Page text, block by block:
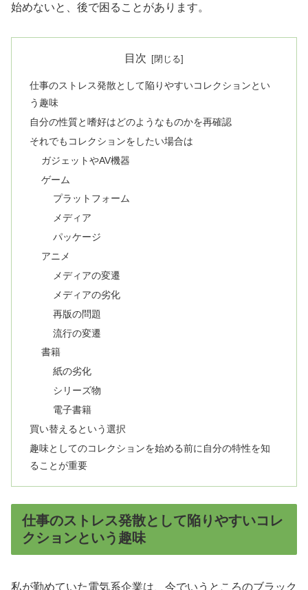
始めないと、後で困ることがあります。
目次
仕事のストレス発散として陥りやすいコレクションとい
う趣味
自分の性質と嗜好はどのようなものかを再確認
それでもコレクションをしたい場合は
ガジェットやAV機器
ゲーム
プラットフォーム
メディア
パッケージ
アニメ
メディアの変遷
メディアの劣化
再版の問題
流行の変遷
書籍
紙の劣化
シリーズ物
電子書籍
買い替えるという選択
趣味としてのコレクションを始める前に自分の特性を知
ることが重要
仕事のストレス発散として陥りやすいコレ
クションという趣味
私が勤めていた電気系企業は、今でいうところのブラック